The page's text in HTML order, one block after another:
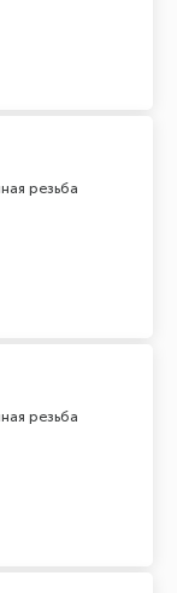
резьба
резьба